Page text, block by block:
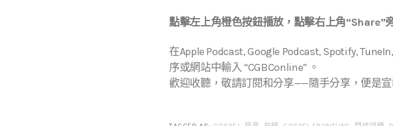
點擊左上角橙色按鈕播放，點擊右上角“Share”
在Apple Podcast, Google Podcast, Spotify,
序或網站中輸入 “CGBConline” 。
歡迎收聽，敬請訂閱和分享——隨手分享，便是宣